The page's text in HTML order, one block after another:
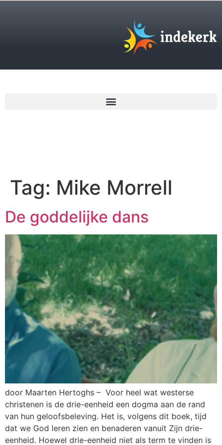
Tag: Mike Morrell
De goddelijke dans
door Maarten Hertoghs – Voor heel wat westerse
christenen is de drie-eenheid een dogma aan de rand
van hun geloofsbeleving. Het is, volgens dit boek, tijd
dat we God leren zien en benaderen vanuit Zijn drie-
eenheid. Hoewel drie-eenheid niet als term te vinden is